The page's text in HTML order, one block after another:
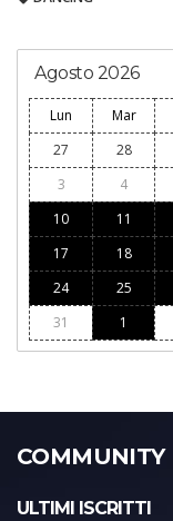
Agosto 2026
Lun Mar
27
28
3
4
10
11
17
18
24
25
31
1
COMMUNITY
ULTIMI ISCRITTI